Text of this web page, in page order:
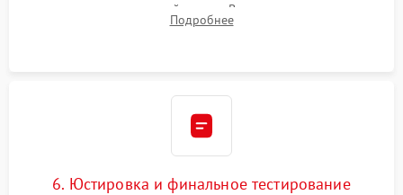
нанесение влагозащитной смазки. Вакуумирование корпуса
и заполнение его осушенным азотом или аргоном для
Подробнее
6. Юстировка и финальное тестирование